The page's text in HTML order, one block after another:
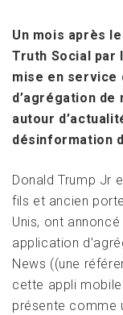
Un mois après
Truth Social par
mise en service
d’agrégation de
autour
désinformation
Donald Trump Jr
fils et ancien
Unis, ont
application
News ((une
cette appli
présente comme